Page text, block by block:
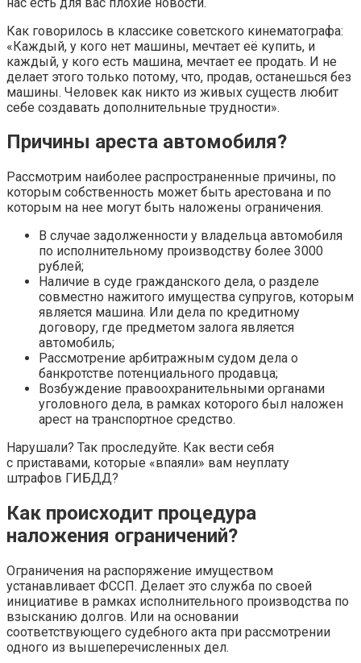
Как говорилось в классике советского кинематографа:
«Каждый, у кого нет машины, мечтает её купить, и
каждый, у кого есть машина, мечтает ее продать. И не
делает этого только потому, что, продав, останешься без
машины. Человек как никто из живых существ любит
себе создавать дополнительные трудности».
Причины ареста автомобиля?
Рассмотрим наиболее распространенные причины, по
которым собственность может быть арестована и по
которым на нее могут быть наложены ограничения.
В случае задолженности у владельца автомобиля
по исполнительному производству более 3000
рублей;
Наличие в суде гражданского дела, о разделе
совместно нажитого имущества супругов, которым
является машина. Или дела по кредитному
договору, где предметом залога является
автомобиль;
Рассмотрение арбитражным судом дела о
банкротстве потенциального продавца;
Возбуждение правоохранительными органами
уголовного дела, в рамках которого был наложен
арест на транспортное средство.
Нарушали? Так проследуйте. Как вести себя
с приставами, которые «впаяли» вам неуплату
штрафов ГИБДД?
Как происходит процедура
наложения ограничений?
Ограничения на распоряжение имуществом
устанавливает ФССП. Делает это служба по своей
инициативе в рамках исполнительного производства по
взысканию долгов. Или на основании
соответствующего судебного акта при рассмотрении
одного из вышеперечисленных дел.